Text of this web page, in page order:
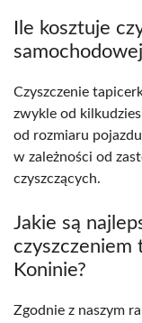
Ile kosztuje
Czyszczenie
zwykle od
od rozmiaru
w zależności od
czyszczących.
Jakie są
czyszczeniem
Koninie?
Zgodnie z naszym